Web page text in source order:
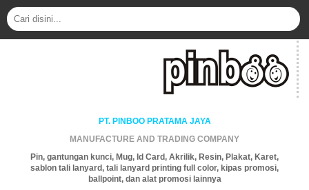
PT. PINBOO PRATAMA JAYA
MANUFACTURE AND TRADING COMPANY
Pin, gantungan kunci, Mug, Id Card, Akrilik, Resin, Plakat, Karet,
sablon tali lanyard, tali lanyard printing full color, kipas promosi,
ballpoint, dan alat promosi lainnya